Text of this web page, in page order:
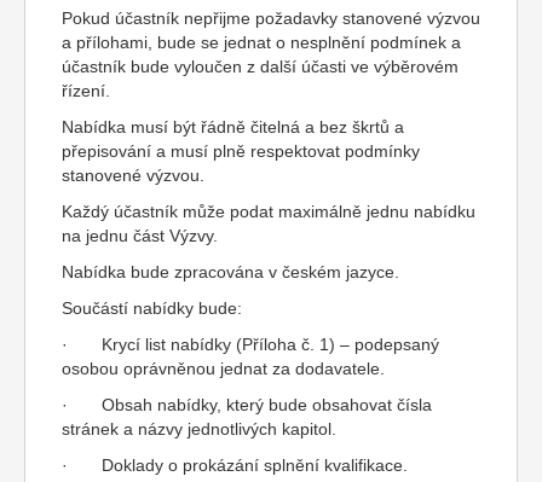
Pokud účastník nepřijme požadavky stanovené výzvou
a přílohami, bude se jednat o nesplnění podmínek a
účastník bude vyloučen z další účasti ve výběrovém
řízení.
Nabídka musí být řádně čitelná a bez škrtů a
přepisování a musí plně respektovat podmínky
stanovené výzvou.
Každý účastník může podat maximálně jednu nabídku
na jednu část Výzvy.
Nabídka bude zpracována v českém jazyce.
Součástí nabídky bude:
· Krycí list nabídky (Příloha č. 1) – podepsaný
osobou oprávněnou jednat za dodavatele.
· Obsah nabídky, který bude obsahovat čísla
stránek a názvy jednotlivých kapitol.
· Doklady o prokázání splnění kvalifikace.